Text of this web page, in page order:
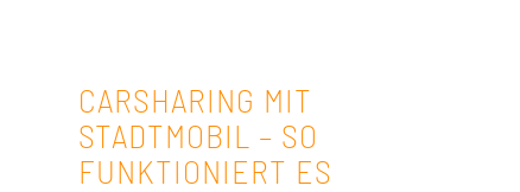
CARSHARING MIT
STADTMOBIL – SO
FUNKTIONIERT ES